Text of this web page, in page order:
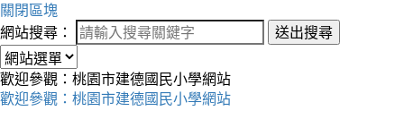
關閉區塊
網站搜尋：
送出搜尋
歡迎參觀：桃園市建德國民小學網站
歡迎參觀：桃園市建德國民小學網站